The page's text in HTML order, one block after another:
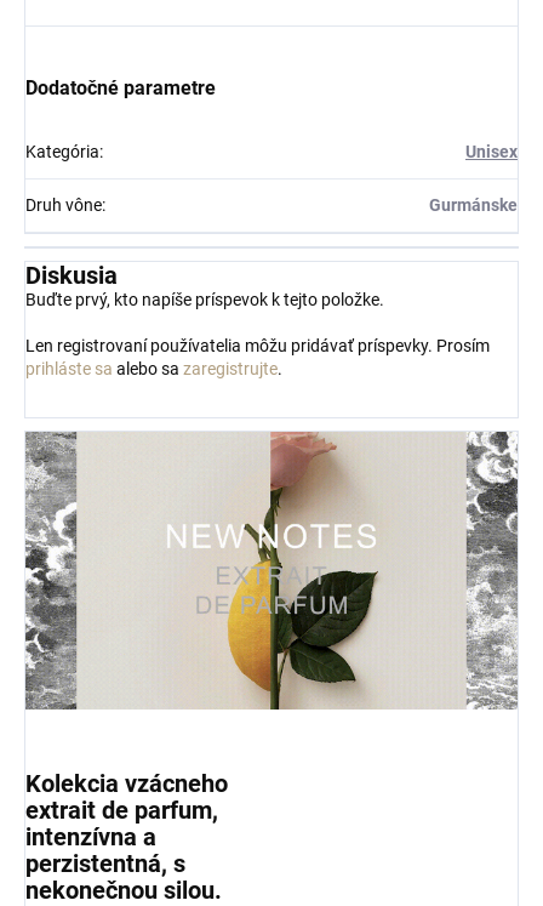
Dodatočné parametre
Kategória: Unisex
Druh vône: Gurmánske
Diskusia
Buďte prvý, kto napíše príspevok k tejto položke.
Len registrovaní používatelia môžu pridávať príspevky. Prosím
prihláste sa alebo sa zaregistrujte.
Kolekcia vzácneho
extrait de parfum,
intenzívna a
perzistentná, s
nekonečnou silou.